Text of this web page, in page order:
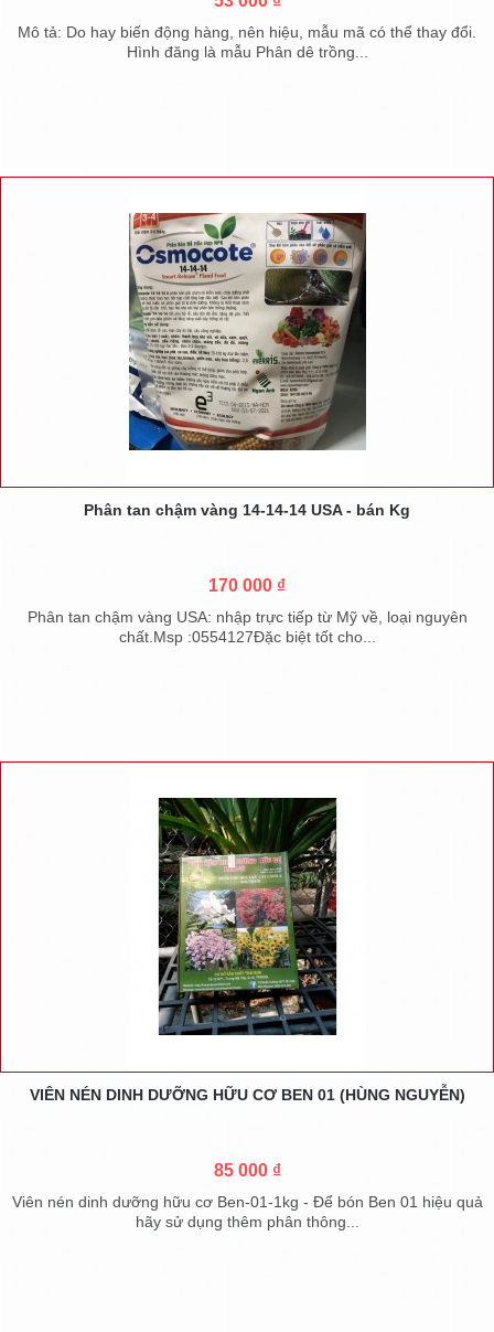
Mô tả: Do hay biến động hàng, nên hiệu, mẫu mã có thể thay đổi.
Hình đăng là mẫu Phân dê trồng...
Phân tan chậm vàng 14-14-14 USA - bán Kg
170 000 ₫
Phân tan chậm vàng USA: nhập trực tiếp từ Mỹ về, loại nguyên
chất.Msp :0554127Đặc biệt tốt cho...
VIÊN NÉN DINH DƯỠNG HỮU CƠ BEN 01 (HÙNG NGUYỄN)
85 000 ₫
Viên nén dinh dưỡng hữu cơ Ben-01-1kg - Để bón Ben 01 hiệu quả
hãy sử dụng thêm phân thông...